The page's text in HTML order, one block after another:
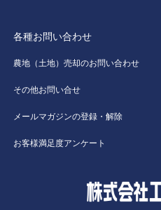
各種お問い合わせ
農地（土地）売却のお問い合わせ
その他お問い合せ
メールマガジンの登録・解除
お客様満足度アンケート